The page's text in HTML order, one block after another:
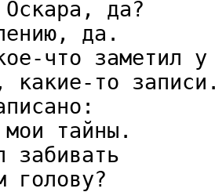
да?
да.
что заметил у
какие-то
тайны.
забивать
голову?